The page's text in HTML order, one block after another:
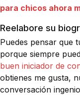
para chicos ahora
Reelabore su
Puedes pensar que
porque siempre
buen iniciador de
obtienes me gusta,
conversación